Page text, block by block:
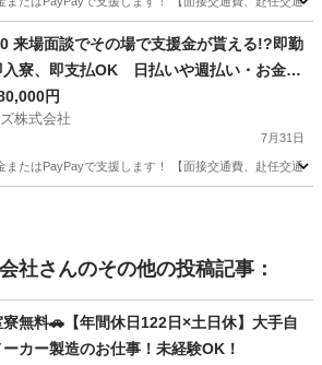
来場面談でその場で支援金が貰える!?即勤
入寮、即支払OK 日払いや週払い・お金住
に困ってる方必見の案件です！簡単な電子
製造・加工のお仕事♪
円
株式会社
7月31日
またはPayPayで支援します！ 【面接交通費、赴任交通
社さんのその他の投稿記事：
無料🚗【年間休日122日×土日休】大手自
カー製造のお仕事！未経験OK！